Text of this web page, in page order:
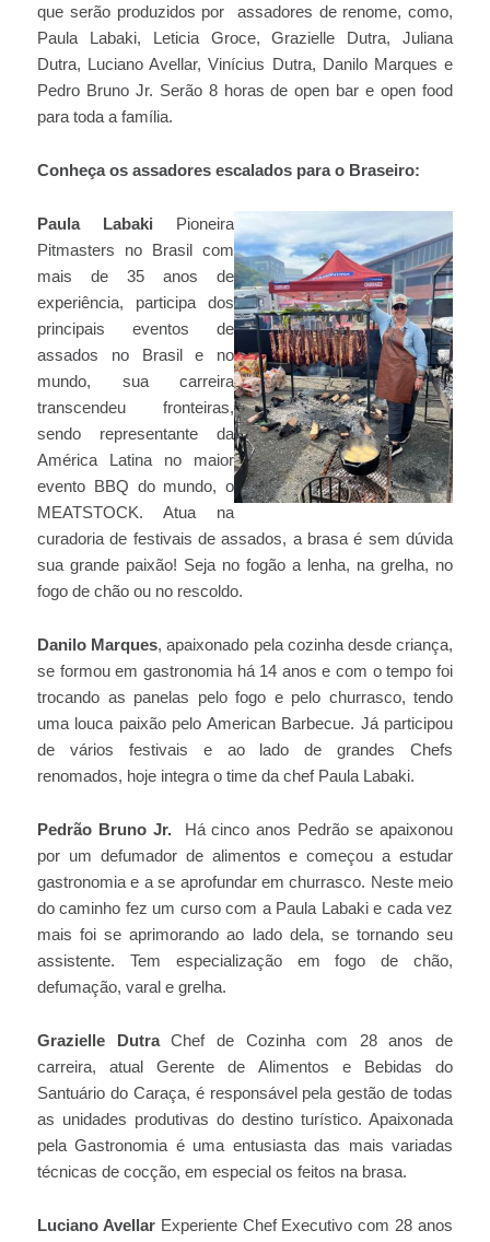
que serão produzidos por assadores de renome, como,
Paula Labaki, Leticia Groce, Grazielle Dutra, Juliana
Dutra, Luciano Avellar, Vinícius Dutra, Danilo Marques e
Pedro Bruno Jr. Serão 8 horas de open bar e open food
para toda a família.
Conheça os assadores escalados para o Braseiro:
Paula Labaki Pioneira
Pitmasters no Brasil com
mais de 35 anos de
experiência, participa dos
principais eventos de
assados no Brasil e no
mundo, sua carreira
transcendeu fronteiras,
sendo representante da
América Latina no maior
evento BBQ do mundo, o
MEATSTOCK. Atua na
curadoria de festivais de assados, a brasa é sem dúvida
sua grande paixão! Seja no fogão a lenha, na grelha, no
fogo de chão ou no rescoldo.
Danilo Marques, apaixonado pela cozinha desde criança,
se formou em gastronomia há 14 anos e com o tempo foi
trocando as panelas pelo fogo e pelo churrasco, tendo
uma louca paixão pelo American Barbecue. Já participou
de vários festivais e ao lado de grandes Chefs
renomados, hoje integra o time da chef Paula Labaki.
Pedrão Bruno Jr.
Há cinco anos Pedrão se apaixonou
por um defumador de alimentos e começou a estudar
gastronomia e a se aprofundar em churrasco. Neste meio
do caminho fez um curso com a Paula Labaki e cada vez
mais foi se aprimorando ao lado dela, se tornando seu
assistente. Tem especialização em fogo de chão,
defumação, varal e grelha.
Grazielle DutraChef de Cozinha com 28 anos de
carreira, atual Gerente de Alimentos e Bebidas do
Santuário do Caraça, é responsável pela gestão de todas
as unidades produtivas do destino turístico. Apaixonada
pela Gastronomia é uma entusiasta das mais variadas
técnicas de cocção, em especial os feitos na brasa.
Luciano AvellarExperiente Chef Executivo com 28 anos